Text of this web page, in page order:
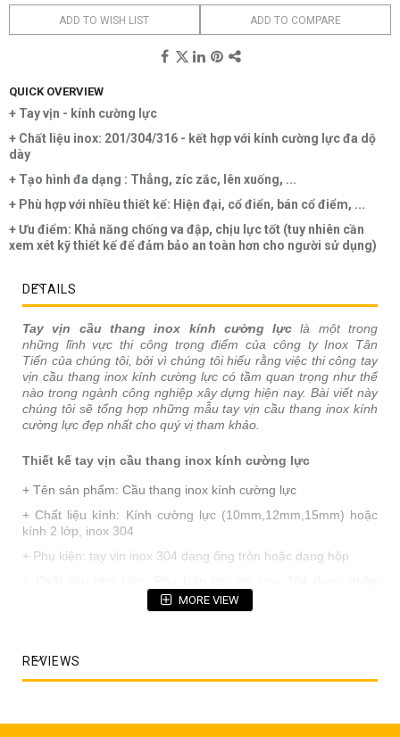
ADD TO WISH LIST ADD TO COMPARE
QUICK OVERVIEW
+ Tay vịn - kính cường lực
+ Chất liệu inox: 201/304/316 - kết hợp với kính cường lực đa dộ
dày
+ Tạo hình đa dạng : Thẳng, zíc zắc, lên xuống, ...
+ Phù hợp với nhiều thiết kế: Hiện đại, cổ điển, bán cổ điểm, ...
+ Ưu điểm: Khả năng chống va đập, chịu lực tốt (tuy nhiên cần
xem xét kỹ thiết kế để đảm bảo an toàn hơn cho người sử dụng)
DETAILS
Tay vịn cầu thang inox kính cường lực là một trong
những lĩnh vực thi công trọng điểm của công ty Inox Tân
Tiến của chúng tôi, bởi vì chúng tôi hiểu rằng việc thi công tay
vịn cầu thang inox kính cường lực có tầm quan trọng như thế
nào trong ngành công nghiệp xây dựng hiện nay. Bài viết này
chúng tôi sẽ tổng hợp những mẫu tay vịn cầu thang inox kính
cường lực đẹp nhất cho quý vị tham khảo.
Thiết kế tay vịn cầu thang inox kính cường lực
+ Tên sản phẩm: Cầu thang inox kính cường lực
+ Chất liệu kính: Kính cường lực (10mm,12mm,15mm) hoặc
kính 2 lớp, inox 304
+ Phụ kiện: tay vịn inox 304 dạng ống tròn hoặc dạng hộp
MORE VIEW
REVIEWS